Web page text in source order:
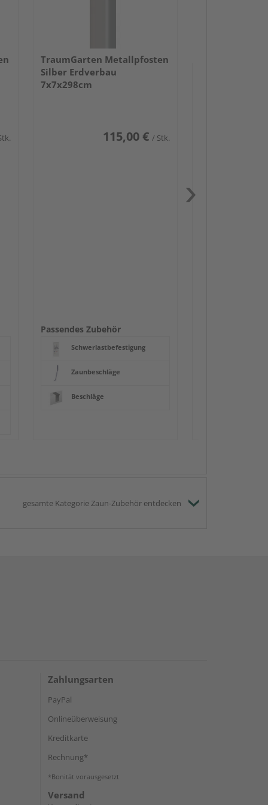
TraumGarten Metallpfosten
Silber Erdverbau
7x7x298cm
115,00 € / Stk.
Passendes Zubehör
Schwerlastbefestigung
Zaunbeschläge
Beschläge
gesamte Kategorie Zaun-Zubehör entdecken
Zahlungsarten
PayPal
Onlineüberweisung
Kreditkarte
Rechnung*
*Bonität vorausgesetzt
Versand